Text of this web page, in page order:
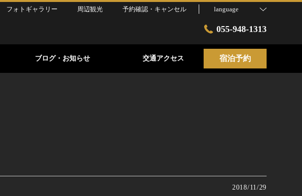
フォトギャラリー 周辺観光 予約確認・キャンセル language
055-948-1313
ブログ・お知らせ 交通アクセス 宿泊予約
2018/11/29